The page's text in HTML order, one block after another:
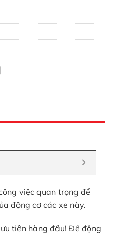
việc quan trọng để
động cơ các xe này.
tiên hàng đầu! Để động